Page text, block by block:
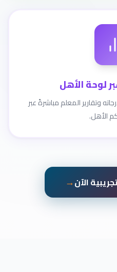
لوحة الأهل
وتقارير المعلم مباشرةً عبر
الأهل.
الآن→